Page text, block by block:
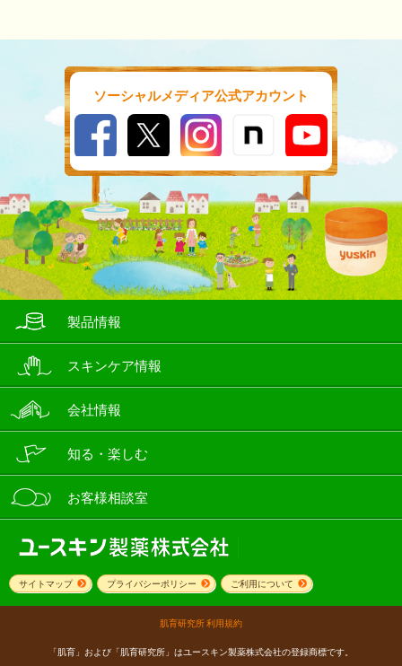
ソーシャルメディア公式アカウント
製品情報
スキンケア情報
会社情報
知る・楽しむ
お客様相談室
サイトマップ プライバシーポリシー ご利用について
肌育研究所 利用規約
「肌育」および「肌育研究所」はユースキン製薬株式会社の登録商標です。